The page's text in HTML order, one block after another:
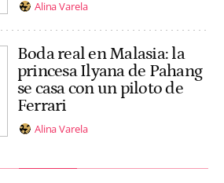
Alina Varela
Boda real en Malasia: la
princesa Ilyana de Pahang
se casa con un piloto de
Ferrari
Alina Varela